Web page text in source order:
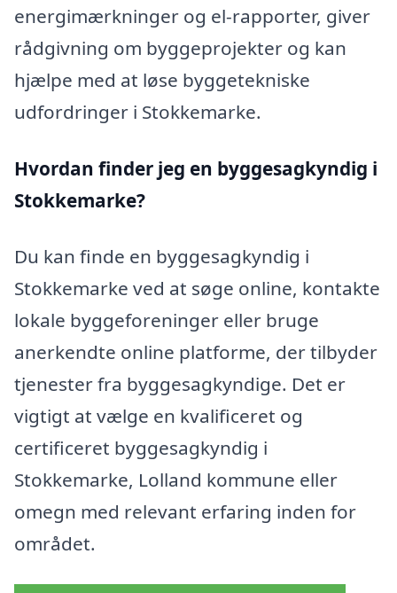
energimærkninger og el-rapporter, giver
rådgivning om byggeprojekter og kan
hjælpe med at løse byggetekniske
udfordringer i Stokkemarke.
Hvordan finder jeg en byggesagkyndig i
Stokkemarke?
Du kan finde en byggesagkyndig i
Stokkemarke ved at søge online, kontakte
lokale byggeforeninger eller bruge
anerkendte online platforme, der tilbyder
tjenester fra byggesagkyndige. Det er
vigtigt at vælge en kvalificeret og
certificeret byggesagkyndig i
Stokkemarke, Lolland kommune eller
omegn med relevant erfaring inden for
området.